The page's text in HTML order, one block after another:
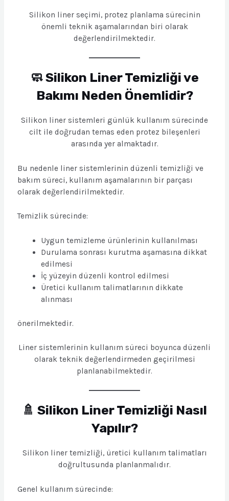
Silikon liner seçimi, protez planlama sürecinin
önemli teknik aşamalarından biri olarak
değerlendirilmektedir.
🧼 Silikon Liner Temizliği ve
Bakımı Neden Önemlidir?
Silikon liner sistemleri günlük kullanım sürecinde
cilt ile doğrudan temas eden protez bileşenleri
arasında yer almaktadır.
Bu nedenle liner sistemlerinin düzenli temizliği ve
bakım süreci, kullanım aşamalarının bir parçası
olarak değerlendirilmektedir.
Temizlik sürecinde:
Uygun temizleme ürünlerinin kullanılması
Durulama sonrası kurutma aşamasına dikkat
edilmesi
İç yüzeyin düzenli kontrol edilmesi
Üretici kullanım talimatlarının dikkate
alınması
önerilmektedir.
Liner sistemlerinin kullanım süreci boyunca düzenli
olarak teknik değerlendirmeden geçirilmesi
planlanabilmektedir.
🚿 Silikon Liner Temizliği Nasıl
Yapılır?
Silikon liner temizliği, üretici kullanım talimatları
doğrultusunda planlanmalıdır.
Genel kullanım sürecinde: